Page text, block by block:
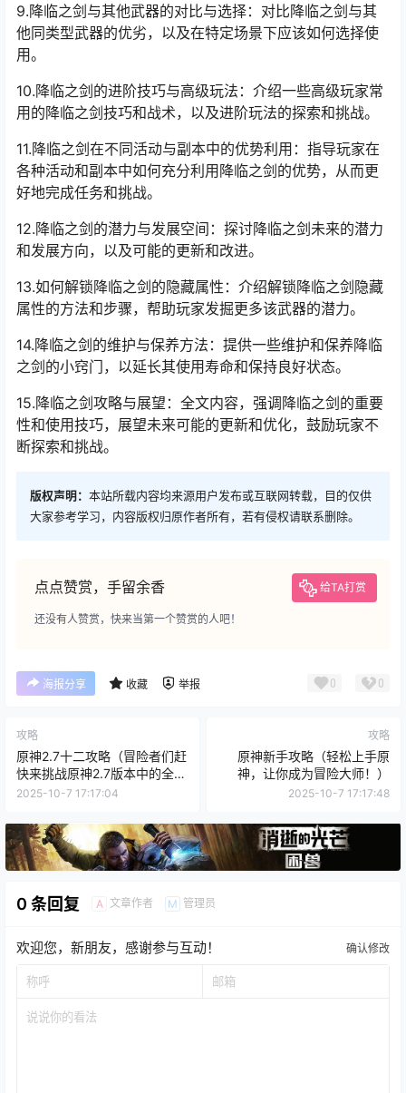
9.降临之剑与其他武器的对比与选择：对比降临之剑与其
他同类型武器的优劣，以及在特定场景下应该如何选择使
用。
10.降临之剑的进阶技巧与高级玩法：介绍一些高级玩家常
用的降临之剑技巧和战术，以及进阶玩法的探索和挑战。
11.降临之剑在不同活动与副本中的优势利用：指导玩家在
各种活动和副本中如何充分利用降临之剑的优势，从而更
好地完成任务和挑战。
12.降临之剑的潜力与发展空间：探讨降临之剑未来的潜力
和发展方向，以及可能的更新和改进。
13.如何解锁降临之剑的隐藏属性：介绍解锁降临之剑隐藏
属性的方法和步骤，帮助玩家发掘更多该武器的潜力。
14.降临之剑的维护与保养方法：提供一些维护和保养降临
之剑的小窍门，以延长其使用寿命和保持良好状态。
15.降临之剑攻略与展望：全文内容，强调降临之剑的重要
性和使用技巧，展望未来可能的更新和优化，鼓励玩家不
断探索和挑战。
版权声明： 本站所载内容均来源用户发布或互联网转载，目的仅供
大家参考学习，内容版权归原作者所有，若有侵权请联系删除。
点点赞赏，手留余香 给TA打赏
还没有人赞赏，快来当第一个赞赏的人吧！
海报分享 收藏 举报 0 0
攻略
原神2.7十二攻略（冒险者们赶
快来挑战原神2.7版本中的全新
十二星座试炼吧！）
2025-10-7 17:17:04
攻略
原神新手攻略（轻松上手原
神，让你成为冒险大师！）
2025-10-7 17:17:48
0 条回复 A 文章作者 M 管理员
欢迎您，新朋友，感谢参与互动！ 确认修改